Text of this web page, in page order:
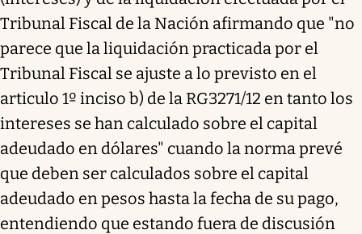
Tribunal Fiscal de la Nación afirmando que "no
parece que la liquidación practicada por el
Tribunal Fiscal se ajuste a lo previsto en el
articulo 1º inciso b) de la RG3271/12 en tanto los
intereses se han calculado sobre el capital
adeudado en dólares" cuando la norma prevé
que deben ser calculados sobre el capital
adeudado en pesos hasta la fecha de su pago,
entendiendo que estando fuera de discusión